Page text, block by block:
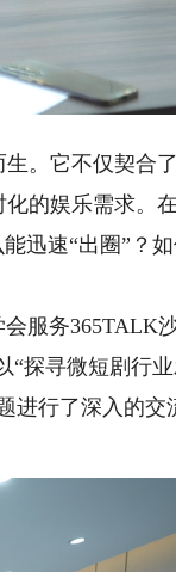
Playback
Rate
。它不仅契合
的娱乐需求。
迅速“出圈”？
服务365TALK
“探寻微短剧行
进行了深入的交